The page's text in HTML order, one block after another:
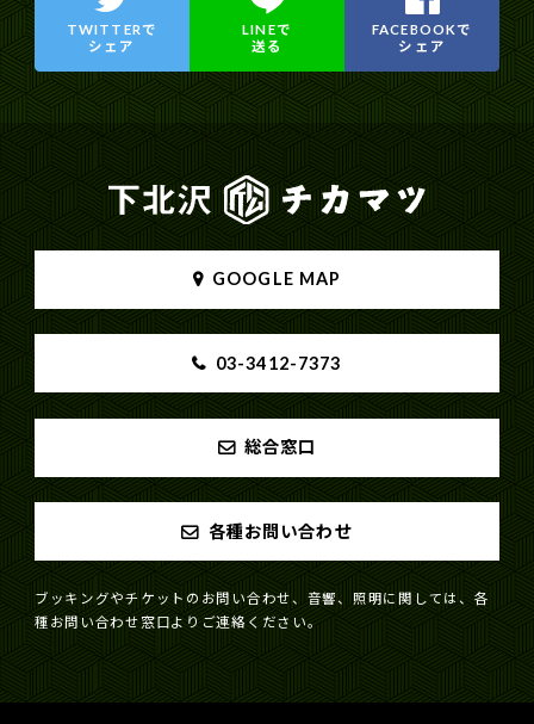
TWITTERで
シェア
LINEで
送る
FACEBOOKで
シェア
GOOGLE MAP
03-3412-7373
総合窓口
各種お問い合わせ
ブッキングやチケットのお問い合わせ、音響、照明に関しては、各
種お問い合わせ窓口よりご連絡ください。